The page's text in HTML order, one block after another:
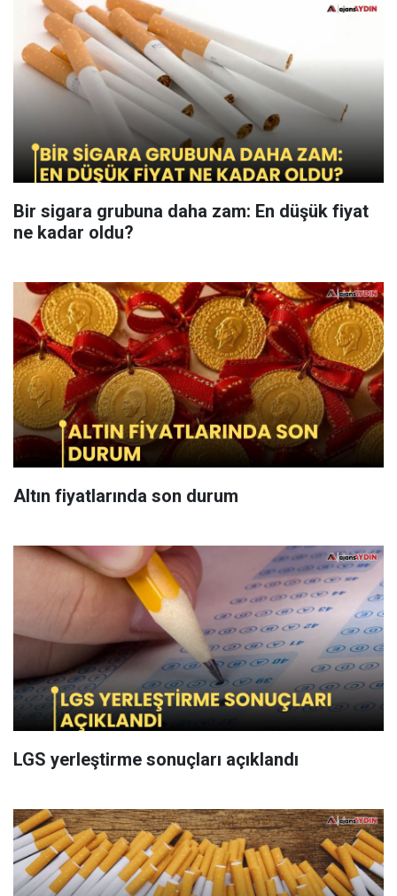
Bir sigara grubuna daha zam: En düşük fiyat
ne kadar oldu?
Altın fiyatlarında son durum
LGS yerleştirme sonuçları açıklandı